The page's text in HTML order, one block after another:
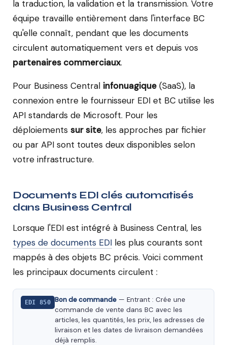
la traduction, la validation et la transmission. Votre
équipe travaille entièrement dans l'interface BC
qu'elle connaît, pendant que les documents
circulent automatiquement vers et depuis vos
partenaires commerciaux.
Pour Business Central infonuagique (SaaS), la
connexion entre le fournisseur EDI et BC utilise les
API standards de Microsoft. Pour les
déploiements sur site, les approches par fichier
ou par API sont toutes deux disponibles selon
votre infrastructure.
Documents EDI clés automatisés
dans Business Central
Lorsque l'EDI est intégré à Business Central, les
types de documents EDI les plus courants sont
mappés à des objets BC précis. Voici comment
les principaux documents circulent :
EDI 850 Bon de commande — Entrant : Crée une
commande de vente dans BC avec les
articles, les quantités, les prix, les adresses de
livraison et les dates de livraison demandées
déjà remplis.